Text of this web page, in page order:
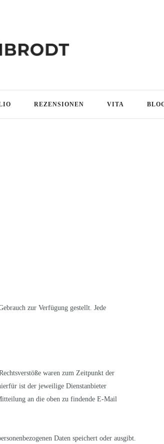
REZENSIONEN VITA
zur Verfügung gestellt. Jede
waren zum Zeitpunkt der
ist der jeweilige Dienstanbieter
an die oben zu findende E-Mail
Daten speichert oder ausgibt.